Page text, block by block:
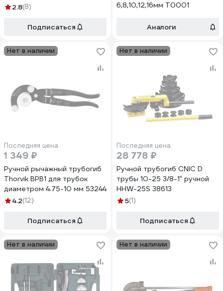
2.8(8)
Подписаться
6,8,10,12,16мм T0001
Аналоги
Нет в наличии
Последняя цена
1 349 ₽
Ручной рычажный трубогиб
Thorvik BPB1 для трубок
диаметром 4.75-10 мм 53244
4.2(12)
Подписаться
Нет в наличии
Последняя цена
28 778 ₽
Ручной трубогиб CNIC D
трубы 10-25 3/8-1" ручной
HHW-25S 38613
5(1)
Подписаться
Нет в наличии Нет в наличии